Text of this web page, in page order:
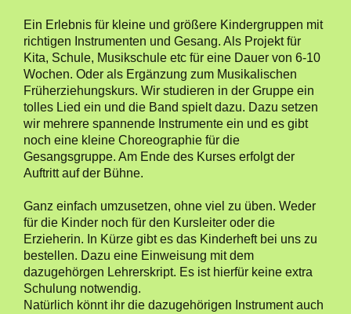
Ein Erlebnis für kleine und größere Kindergruppen mit
richtigen Instrumenten und Gesang. Als Projekt für
Kita, Schule, Musikschule etc für eine Dauer von 6-10
Wochen. Oder als Ergänzung zum Musikalischen
Früherziehungskurs. Wir studieren in der Gruppe ein
tolles Lied ein und die Band spielt dazu. Dazu setzen
wir mehrere spannende Instrumente ein und es gibt
noch eine kleine Choreographie für die
Gesangsgruppe. Am Ende des Kurses erfolgt der
Auftritt auf der Bühne.
Ganz einfach umzusetzen, ohne viel zu üben. Weder
für die Kinder noch für den Kursleiter oder die
Erzieherin. In Kürze gibt es das Kinderheft bei uns zu
bestellen. Dazu eine Einweisung mit dem
dazugehörgen Lehrerskript. Es ist hierfür keine extra
Schulung notwendig.
Natürlich könnt ihr die dazugehörigen Instrument auch